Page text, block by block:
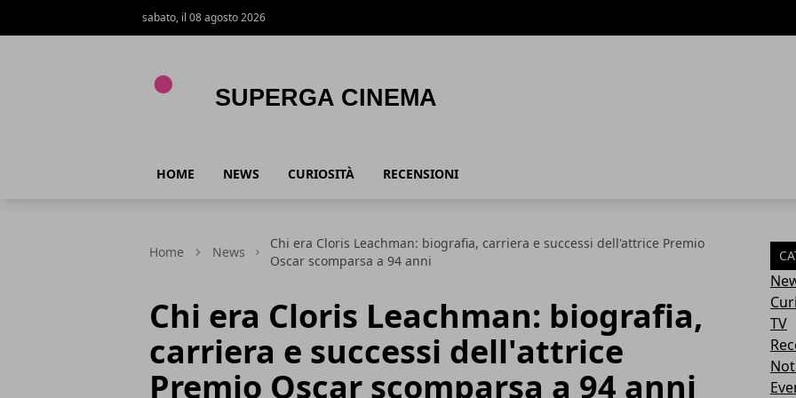
sabato, il 08 agosto 2026
HOME NEWS CURIOSITÀ RECENSIONI
Home News
Chi era Cloris Leachman: biografia, carriera e successi dell'attrice Premio
Oscar scomparsa a 94 anni
Chi era Cloris Leachman: biografia,
carriera e successi dell'attrice
Premio Oscar scomparsa a 94 anni
TV